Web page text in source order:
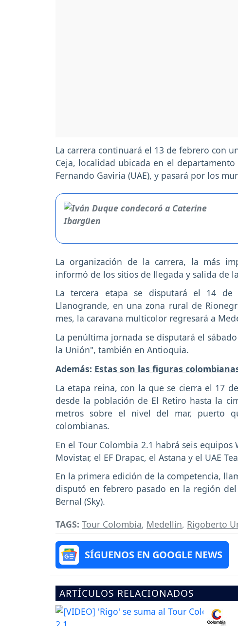
La carrera continuará el 13 de febrero con
Ceja, localidad ubicada en el
Fernando Gaviria (UAE), y pasará por los
La organización de la carrera, la más
informó de los sitios de llegada y salida de
La tercera etapa se disputará el 14
Llanogrande, en una zona rural de
mes, la caravana multicolor regresará a
La penúltima jornada se disputará el
la Unión", también en Antioquia.
Además: Estas son las figuras
La etapa reina, con la que se cierra el 17
desde la población de El Retiro hasta la
metros sobre el nivel del mar, puerto
colombianas.
En el Tour Colombia 2.1 habrá seis equipos
Movistar, el EF Drapac, el Astana y el UAE
En la primera edición de la competencia,
disputó en febrero pasado en la región
Bernal (Sky).
TAGS: Tour Colombia, Medellín, Rigoberto
SÍGUENOS EN GOOGLE NEWS
ARTÍCULOS RELACIONADOS